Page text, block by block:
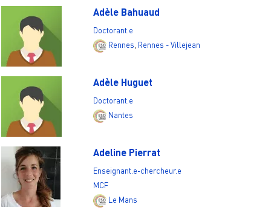
Adèle Bahuaud
Doctorant.e
Rennes Rennes - Villejean
Adèle Huguet
Doctorant.e
Nantes
Adeline Pierrat
Enseignant.e-chercheur.e
MCF
Le Mans